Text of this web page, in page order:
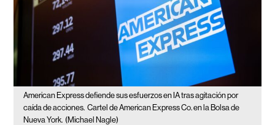
American Express defiende sus esfuerzos en IA tras agitación por
caída de acciones. Cartel de American Express Co. en la Bolsa de
Nueva York. (Michael Nagle)